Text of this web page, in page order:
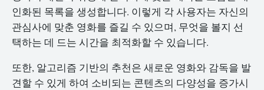
인화된 목록을 생성합니다. 이렇게 각 사용자는 자신의
관심사에 맞춘 영화를 즐길 수 있으며, 무엇을 볼지 선
택하는 데 드는 시간을 최적화할 수 있습니다.
또한, 알고리즘 기반의 추천은 새로운 영화와 감독을 발
견할 수 있게 하여 소비되는 콘텐츠의 다양성을 증가시